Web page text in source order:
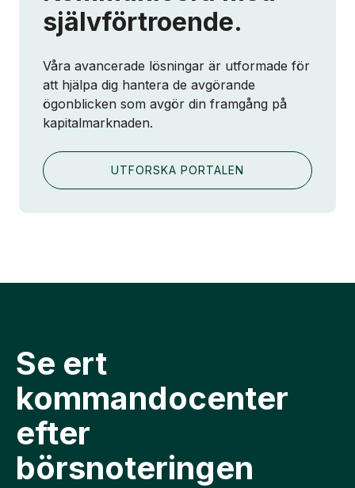
självförtroende.
Våra avancerade lösningar är utformade för
att hjälpa dig hantera de avgörande
ögonblicken som avgör din framgång på
kapitalmarknaden.
UTFORSKA PORTALEN
Se ert
kommandocenter
efter
börsnoteringen